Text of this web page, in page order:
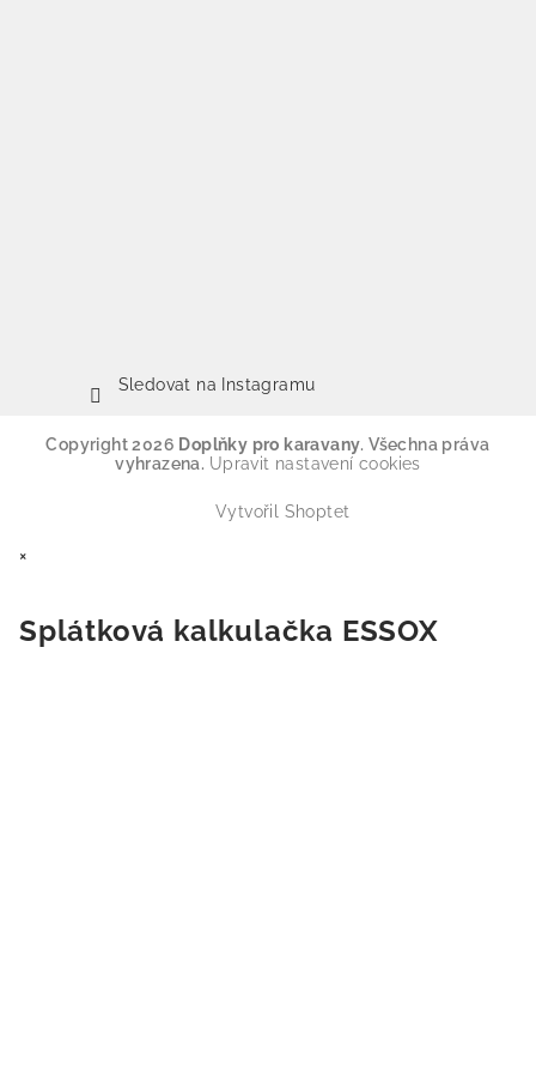
Sledovat na Instagramu
Copyright 2026 Doplňky pro karavany. Všechna práva
vyhrazena. Upravit nastavení cookies
Vytvořil Shoptet
×
Splátková kalkulačka ESSOX